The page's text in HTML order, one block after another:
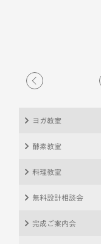
ヨガ教室
酵素教室
料理教室
無料設計相談会
完成ご案内会